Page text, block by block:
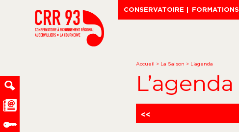
CONSERVATOIRE FORMATIONS
Accueil > La Saison > L’agenda
L’agenda
<<